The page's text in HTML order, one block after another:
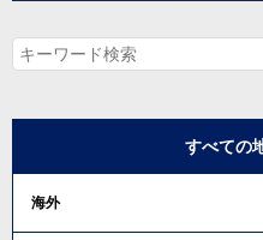
すべての
海外